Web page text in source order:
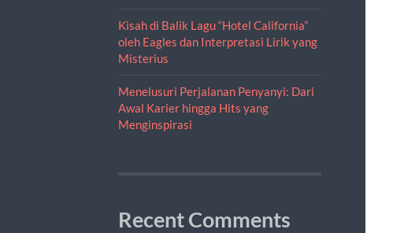
Kisah di Balik Lagu “Hotel California”
oleh Eagles dan Interpretasi Lirik yang
Misterius
Menelusuri Perjalanan Penyanyi: Dari
Awal Karier hingga Hits yang
Menginspirasi
Recent Comments